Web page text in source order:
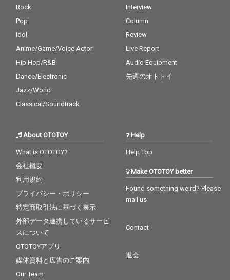
Rock
Pop
Idol
Anime/Game/Voice Actor
Hip Hop/R&B
Dance/Electronic
Jazz/World
Classical/Soundtrack
Interview
Column
Review
Live Report
Audio Equipment
先週のオトトイ
About OTOTOY
What is OTOTOY?
会社概要
利用規約
プライバシー・ポリシー
特定商取引法に基づく表示
外部データ連携しているサービ
スについて
OTOTOYアプリ
媒体資料と広告のご案内
Our Team
Help
Help Top
Make OTOTOY better
Found something weird? Please
mail us
Contact
退会